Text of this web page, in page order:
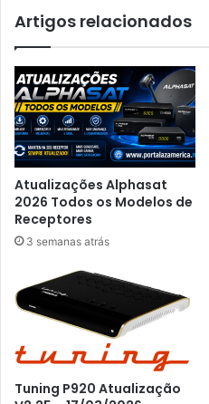
Artigos relacionados
Atualizações Alphasat
2026 Todos os Modelos de
Receptores
3 semanas atrás
Tuning P920 Atualização